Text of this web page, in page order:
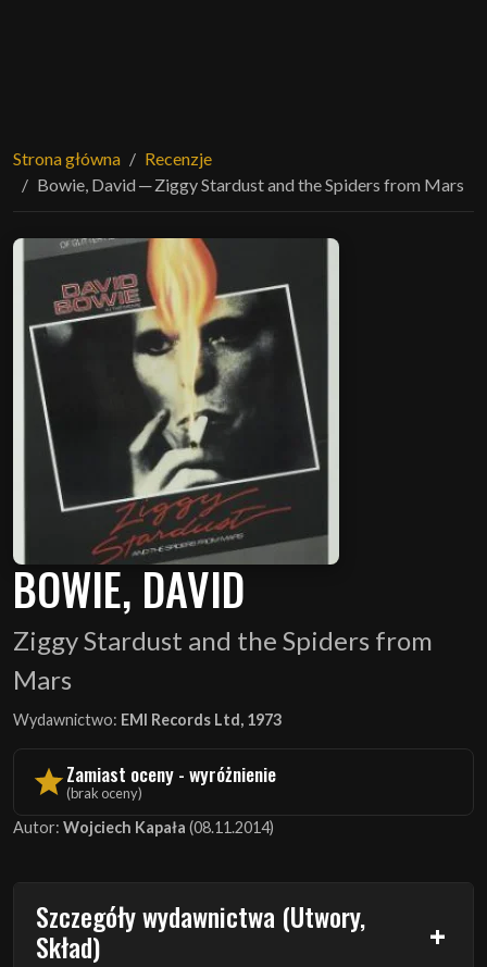
Strona główna
Recenzje
Bowie, David ─ Ziggy Stardust and the Spiders from Mars
BOWIE, DAVID
Ziggy Stardust and the Spiders from
Mars
Wydawnictwo: EMI Records Ltd, 1973
Zamiast oceny - wyróżnienie
(brak oceny)
Autor: Wojciech Kapała (08.11.2014)
Szczegóły wydawnictwa (Utwory,
Skład)